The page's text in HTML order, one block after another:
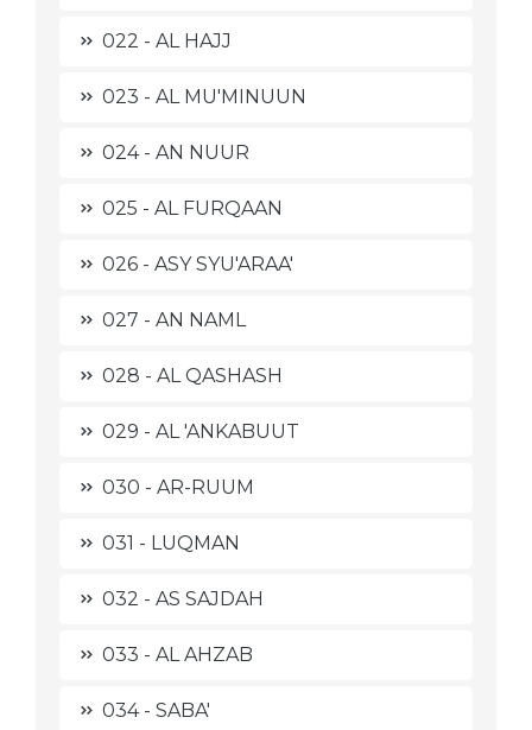
022 - AL HAJJ
023 - AL MU'MINUUN
024 - AN NUUR
025 - AL FURQAAN
026 - ASY SYU'ARAA'
027 - AN NAML
028 - AL QASHASH
029 - AL 'ANKABUUT
030 - AR-RUUM
031 - LUQMAN
032 - AS SAJDAH
033 - AL AHZAB
034 - SABA'